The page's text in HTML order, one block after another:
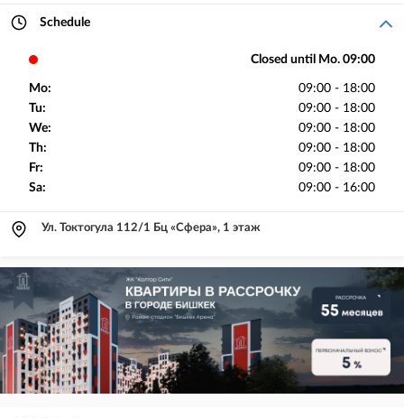
Schedule
Closed until Mo. 09:00
Mo:
09:00 - 18:00
Tu:
09:00 - 18:00
We:
09:00 - 18:00
Th:
09:00 - 18:00
Fr:
09:00 - 18:00
Sa:
09:00 - 16:00
Ул. Токтогула 112/1 Бц «Сфера», 1 этаж